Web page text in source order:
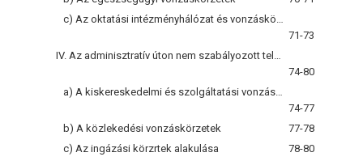
71-73
74-80
74-77
b) A közlekedési vonzáskörzetek
77-78
c) Az ingázási körzrtek alakulása
78-80